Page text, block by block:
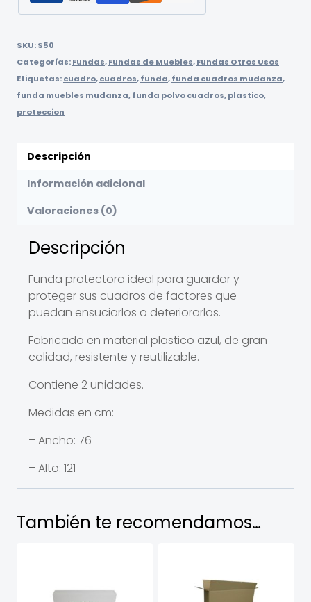
SKU:S50
Categorías:Fundas,Fundas de Muebles,Fundas Otros Usos
Etiquetas:cuadro,cuadros,funda,funda cuadros mudanza,
funda muebles mudanza,funda polvo cuadros,plastico,
proteccion
Descripción
Información adicional
Valoraciones (0)
Descripción
Funda protectora ideal para guardar y
proteger sus cuadros de factores que
puedan ensuciarlos o deteriorarlos.
Fabricado en material plastico azul, de gran
calidad, resistente y reutilizable.
Contiene 2 unidades.
Medidas en cm:
– Ancho: 76
– Alto: 121
También te recomendamos…